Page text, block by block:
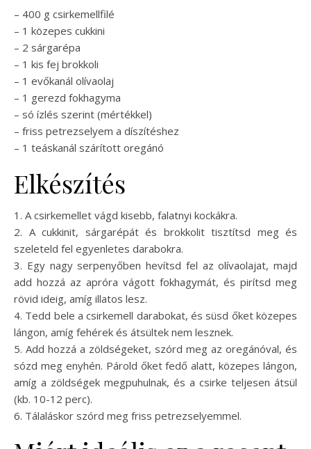
– 400 g csirkemellfilé
– 1 közepes cukkini
– 2 sárgarépa
– 1 kis fej brokkoli
– 1 evőkanál olívaolaj
– 1 gerezd fokhagyma
– só ízlés szerint (mértékkel)
– friss petrezselyem a díszítéshez
– 1 teáskanál szárított oregánó
Elkészítés
1. A csirkemellet vágd kisebb, falatnyi kockákra.
2. A cukkinit, sárgarépát és brokkolit tisztítsd meg és
szeleteld fel egyenletes darabokra.
3. Egy nagy serpenyőben hevítsd fel az olívaolajat, majd
add hozzá az apróra vágott fokhagymát, és pirítsd meg
rövid ideig, amíg illatos lesz.
4. Tedd bele a csirkemell darabokat, és süsd őket közepes
lángon, amíg fehérek és átsültek nem lesznek.
5. Add hozzá a zöldségeket, szórd meg az oregánóval, és
sózd meg enyhén. Párold őket fedő alatt, közepes lángon,
amíg a zöldségek megpuhulnak, és a csirke teljesen átsül
(kb. 10-12 perc).
6. Tálaláskor szórd meg friss petrezselyemmel.